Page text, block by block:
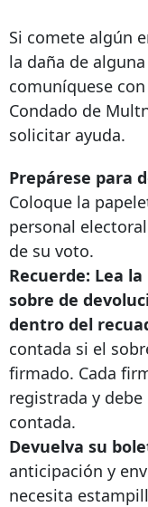
Si comete algún
la daña de
comuníquese
Condado de
solicitar ayuda.
Prepárese para
Coloque la
personal
de su voto.
Recuerde: Lea
sobre de
dentro del
contada si el
firmado. Cada
registrada y
contada.
Devuelva su
anticipación y
necesita